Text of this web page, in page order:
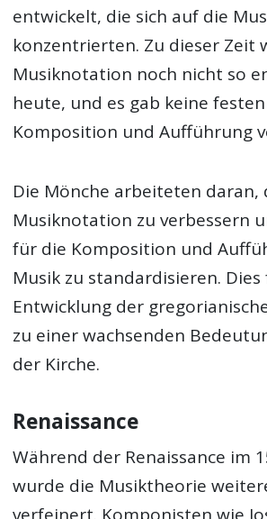
entwickelt, die sich auf die
konzentrierten. Zu dieser Zeit
Musiknotation noch nicht so
heute, und es gab keine
Komposition und Aufführung
Die Mönche arbeiteten daran,
Musiknotation zu verbessern
für die Komposition und
Musik zu standardisieren.
Entwicklung der
zu einer wachsenden
der Kirche.
Renaissance
Während der Renaissance im
wurde die Musiktheorie
verfeinert. Komponisten wie